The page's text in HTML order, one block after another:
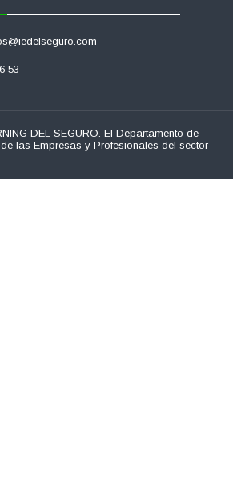
53
DEL SEGURO. El Departamento de
las Empresas y Profesionales del sector